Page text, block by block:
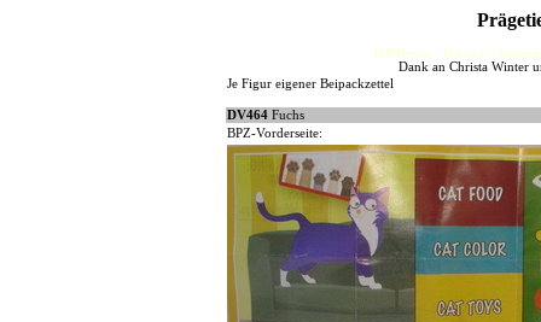
HJFHenze - Helmut´s
Dank an Christa Winter
Je Figur eigener Beipackzettel
DV464 Fuchs
BPZ-Vorderseite: